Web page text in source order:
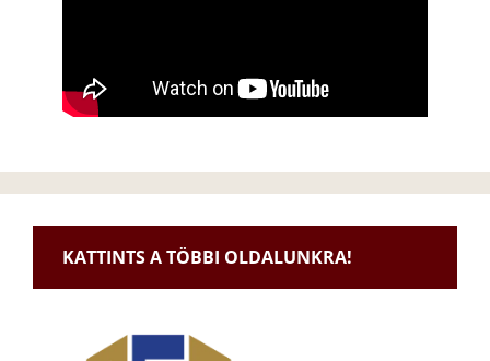
KATTINTS A TÖBBI OLDALUNKRA!